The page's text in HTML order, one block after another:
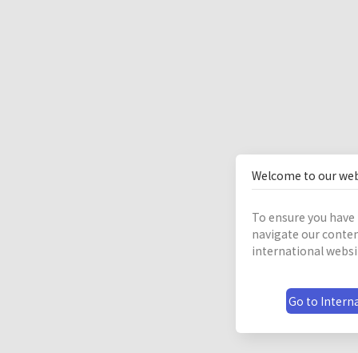
Welcome to our
To ensure you
navigate our
international
Go to